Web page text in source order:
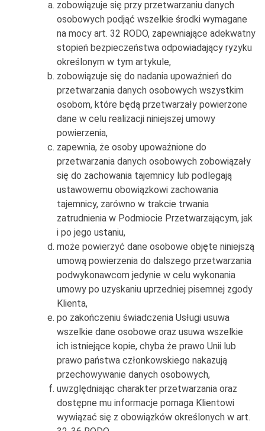
zobowiązuje się przy przetwarzaniu danych
osobowych podjąć wszelkie środki wymagane
na mocy art. 32 RODO, zapewniające adekwatny
stopień bezpieczeństwa odpowiadający ryzyku
określonym w tym artykule,
zobowiązuje się do nadania upoważnień do
przetwarzania danych osobowych wszystkim
osobom, które będą przetwarzały powierzone
dane w celu realizacji niniejszej umowy
powierzenia,
zapewnia, że osoby upoważnione do
przetwarzania danych osobowych zobowiązały
się do zachowania tajemnicy lub podlegają
ustawowemu obowiązkowi zachowania
tajemnicy, zarówno w trakcie trwania
zatrudnienia w Podmiocie Przetwarzającym, jak
i po jego ustaniu,
może powierzyć dane osobowe objęte niniejszą
umową powierzenia do dalszego przetwarzania
podwykonawcom jedynie w celu wykonania
umowy po uzyskaniu uprzedniej pisemnej zgody
Klienta,
po zakończeniu świadczenia Usługi usuwa
wszelkie dane osobowe oraz usuwa wszelkie
ich istniejące kopie, chyba że prawo Unii lub
prawo państwa członkowskiego nakazują
przechowywanie danych osobowych,
uwzględniając charakter przetwarzania oraz
dostępne mu informacje pomaga Klientowi
wywiązać się z obowiązków określonych w art.